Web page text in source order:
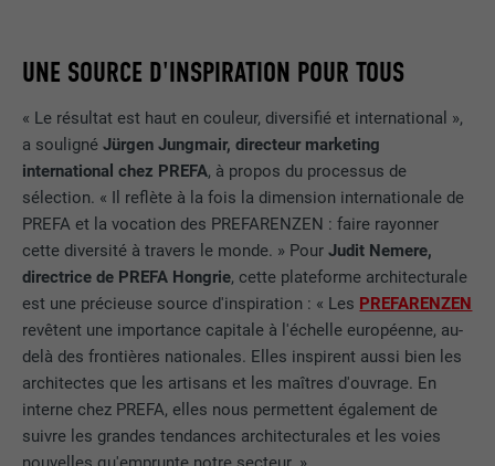
UNE SOURCE D'INSPIRATION POUR TOUS
« Le résultat est haut en couleur, diversifié et international »,
a soulignéJürgen Jungmair, directeur marketing
international chez PREFA, à propos du processus de
sélection. « Il reflète à la fois la dimension internationale de
PREFA et la vocation des PREFARENZEN : faire rayonner
cette diversité à travers le monde. » PourJudit Nemere,
directrice de PREFA Hongrie, cette plateforme architecturale
est une précieuse source d'inspiration : « Les PREFARENZEN
revêtent une importance capitale à l'échelle européenne, au-
delà des frontières nationales. Elles inspirent aussi bien les
architectes que les artisans et les maîtres d'ouvrage. En
interne chez PREFA, elles nous permettent également de
suivre les grandes tendances architecturales et les voies